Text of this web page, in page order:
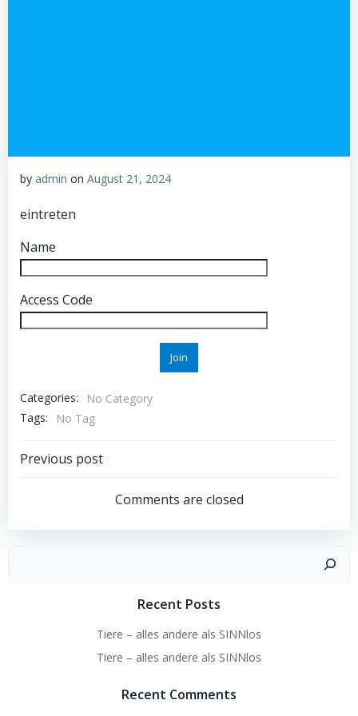
by admin on August 21, 2024
eintreten
Name
Access Code
Join
Categories:
No Category
Tags:
No Tag
Post
navigation
Previous post
Comments are closed
Recent Posts
Tiere – alles andere als SINNlos
Tiere – alles andere als SINNlos
Recent Comments